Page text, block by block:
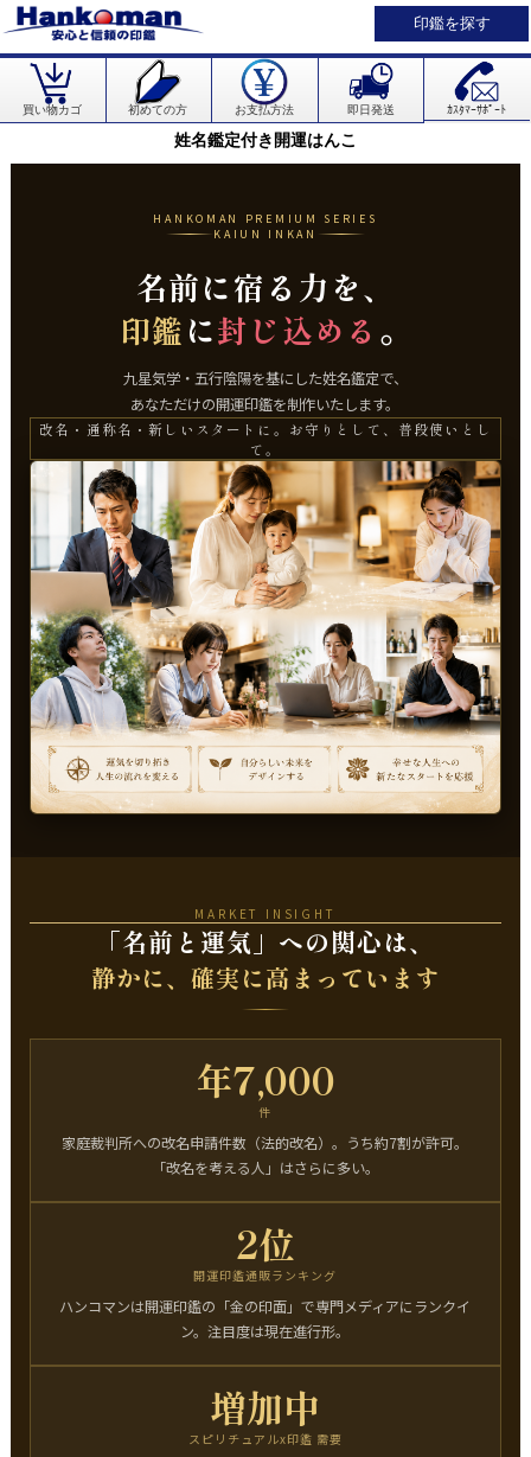
印鑑を探す
買い物カゴ 初めての方 お支払方法 即日発送 ｶｽﾀﾏｰｻﾎﾟｰﾄ
姓名鑑定付き開運はんこ
HANKOMAN PREMIUM SERIES
KAIUN INKAN
名前に宿る力を、
印鑑に封じ込める 。
九星気学・五行陰陽を基にした姓名鑑定で、
あなただけの開運印鑑を制作いたします。
改名・通称名・新しいスタートに。お守りとして、普段使いとし
て。
MARKET INSIGHT
「名前と運気」への関心は、
静かに、確実に高まっています
年7,000
件
家庭裁判所への改名申請件数（法的改名）。うち約7割が許可。
「改名を考える人」はさらに多い。
2位
開運印鑑通販ランキング
ハンコマンは開運印鑑の「金の印面」で専門メディアにランクイ
ン。注目度は現在進行形。
増加中
スピリチュアルx印鑑 需要